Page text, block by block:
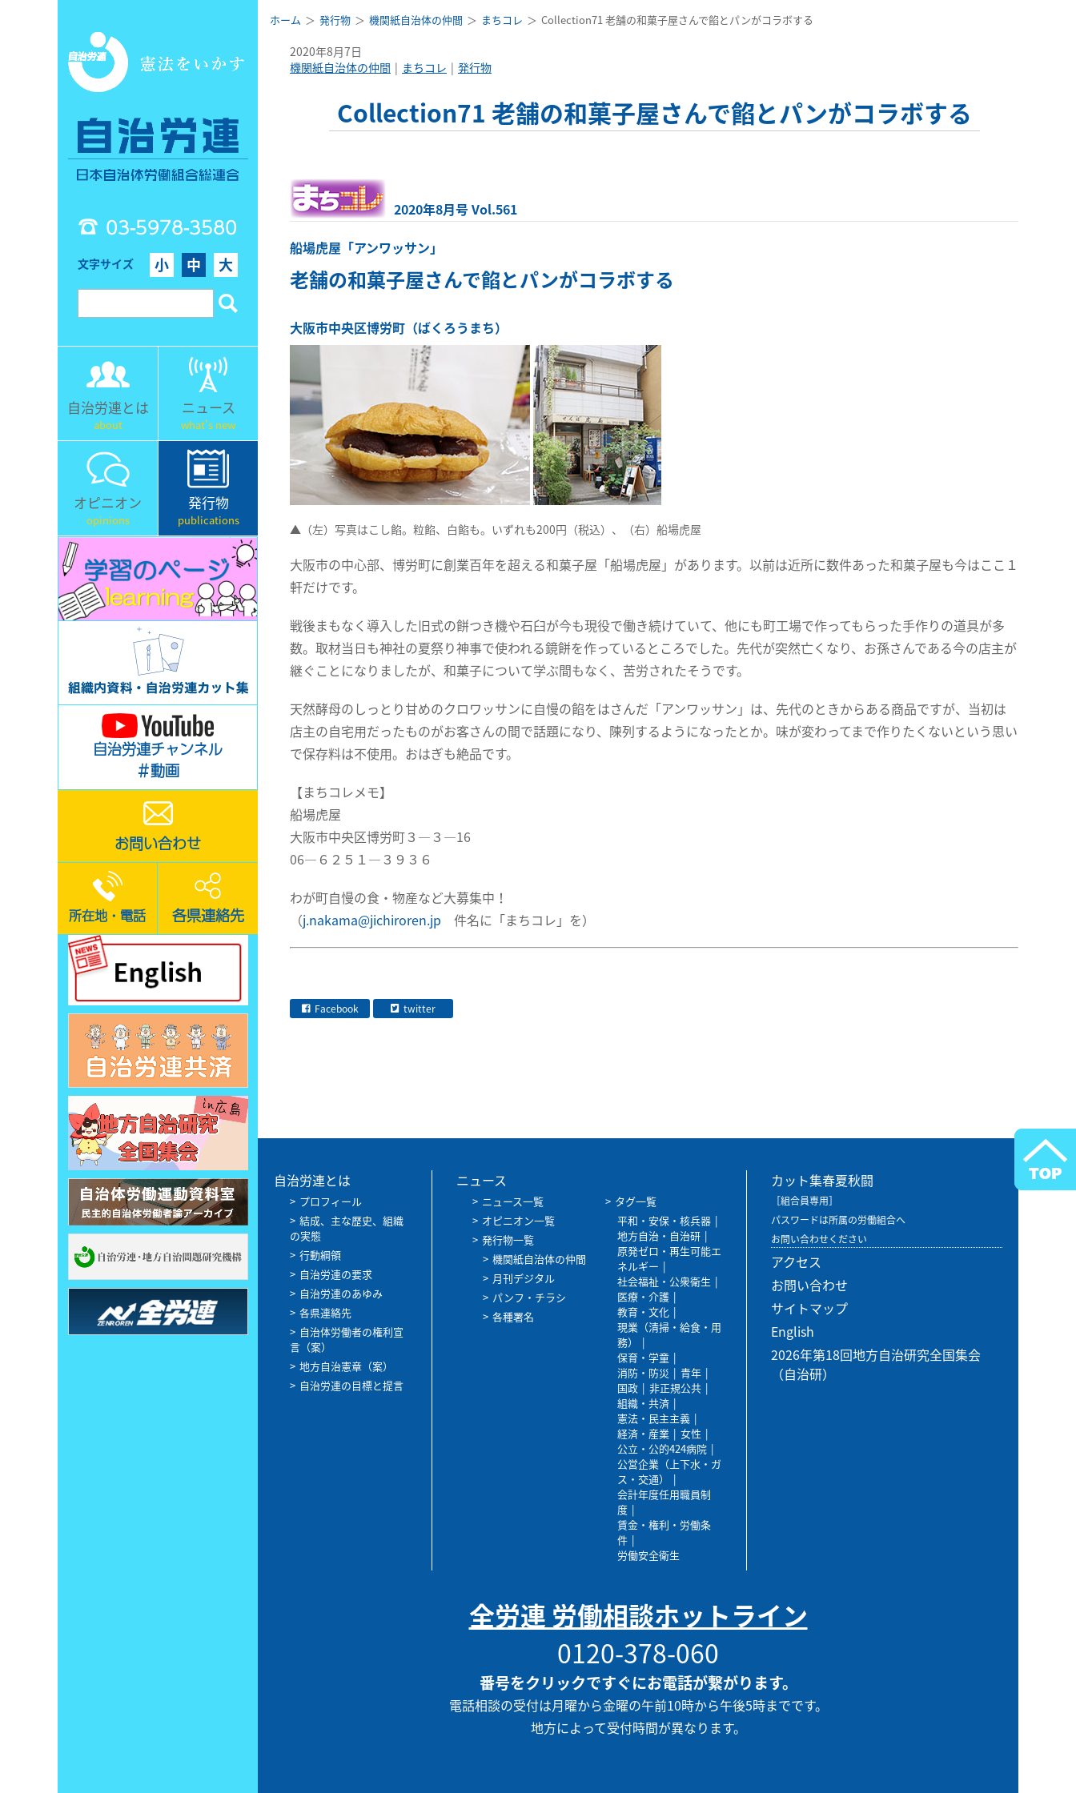
03-5978-3580
文字サイズ 小 中 大
自治労連とは
about
ニュース
what's new
オピニオン
opinions
発行物
publications
自治労連チャンネル
＃動画
お問い合わせ
所在地・電話 各県連絡先
ホーム 発行物 機関紙自治体の仲間 まちコレ Collection71 老舗の和菓子屋さんで餡とパンがコラボする
2020年8月7日
機関紙自治体の仲間
まちコレ 発行物
Collection71 老舗の和菓子屋さんで餡とパンがコラボする
2020年8月号 Vol.561
船場虎屋「アンワッサン」
老舗の和菓子屋さんで餡とパンがコラボする
大阪市中央区博労町（ばくろうまち）
▲（左）写真はこし餡。粒餡、白餡も。いずれも200円（税込）、（右）船場虎屋
大阪市の中心部、博労町に創業百年を超える和菓子屋「船場虎屋」があります。以前は近所に数件あった和菓子屋も今はここ１
軒だけです。
戦後まもなく導入した旧式の餅つき機や石臼が今も現役で働き続けていて、他にも町工場で作ってもらった手作りの道具が多
数。取材当日も神社の夏祭り神事で使われる鏡餅を作っているところでした。先代が突然亡くなり、お孫さんである今の店主が
継ぐことになりましたが、和菓子について学ぶ間もなく、苦労されたそうです。
天然酵母のしっとり甘めのクロワッサンに自慢の餡をはさんだ「アンワッサン」は、先代のときからある商品ですが、当初は
店主の自宅用だったものがお客さんの間で話題になり、陳列するようになったとか。味が変わってまで作りたくないという思い
で保存料は不使用。おはぎも絶品です。
【まちコレメモ】
船場虎屋
大阪市中央区博労町３―３―16
06―６２５１―３９３６
わが町自慢の食・物産など大募集中！
（j.nakama@jichiroren.jp 件名に「まちコレ」を）
Facebook twitter
自治労連とは
プロフィール
結成、主な歴史、組織
の実態
行動綱領
自治労連の要求
自治労連のあゆみ
各県連絡先
自治体労働者の権利宣
言（案）
地方自治憲章（案）
自治労連の目標と提言
ニュース
ニュース一覧
オピニオン一覧
発行物一覧
機関紙自治体の仲間
月刊デジタル
パンフ・チラシ
各種署名
タグ一覧
平和・安保・核兵器
地方自治・自治研
原発ゼロ・再生可能エ
ネルギー
社会福祉・公衆衛生
医療・介護
教育・文化
現業（清掃・給食・用
務）
保育・学童
消防・防災
青年
国政
非正規公共
組織・共済
憲法・民主主義
経済・産業
女性
公立・公的424病院
公営企業（上下水・ガ
ス・交通）
会計年度任用職員制
度
賃金・権利・労働条
件
労働安全衛生
カット集春夏秋闘
［組合員専用］
パスワードは所属の労働組合へ
お問い合わせください
アクセス
お問い合わせ
サイトマップ
English
2026年第18回地方自治研究全国集会
（自治研）
全労連 労働相談ホットライン
0120-378-060
番号をクリックですぐにお電話が繋がります。
電話相談の受付は月曜から金曜の午前10時から午後5時までです。
地方によって受付時間が異なります。